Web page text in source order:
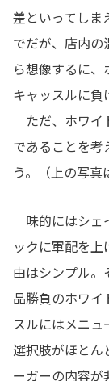
差といってしま
でだが、店内の
ら想像するに、
キャッスルに負
ただ、ホワイ
であることを考
う。（上の写真
味的にはシェ
ックに軍配を上
由はシンプル。
品勝負のホワイ
スルにはメニュ
選択肢がほとん
ーガーの内容が